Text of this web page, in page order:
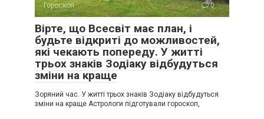
Гороскоп 0
Вірте, що Всесвіт має план, і
будьте відкриті до можливостей,
які чекають попереду. У житті
трьох знаків Зодіаку відбудуться
зміни на краще
Зоряний час. У житті трьох знаків Зодіаку відбудуться
зміни на краще Астрологи підготували гороскоп,